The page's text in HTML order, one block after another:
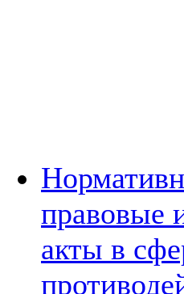
правовые
акты в